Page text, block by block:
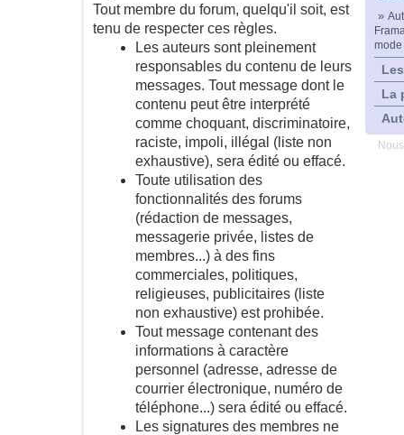
»
La
Tout membre du forum, quelqu'il soit, est
tenu de respecter ces règles.
Les auteurs sont pleinement
responsables du contenu de leurs
messages. Tout message dont le
contenu peut être interprété
comme choquant, discriminatoire,
raciste, impoli, illégal (liste non
exhaustive), sera édité ou effacé.
Toute utilisation des
fonctionnalités des forums
(rédaction de messages,
messagerie privée, listes de
membres...) à des fins
commerciales, politiques,
religieuses, publicitaires (liste
non exhaustive) est prohibée.
Tout message contenant des
informations à caractère
personnel (adresse, adresse de
courrier électronique, numéro de
téléphone...) sera édité ou effacé.
Les signatures des membres ne